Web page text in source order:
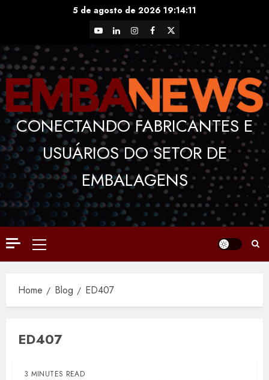
5 de agosto de 2026 19:14:12
YouTubeLinkedInInstagram
Facebook
X
CONECTANDO FABRICANTES E
USUÁRIOS DO SETOR DE
EMBALAGENS
Primary
Menu
Home Blog ED407
ED407
3 MINUTES READ